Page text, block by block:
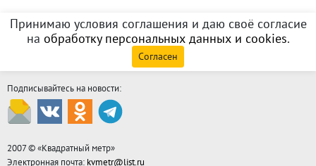
Принимаю условия соглашения и даю своё согласие
на обработку персональных данных и cookies.
Согласен
Подписывайтесь на новости:
2007 © «Квадратный метр»
Электронная почта: kvmetr@list.ru